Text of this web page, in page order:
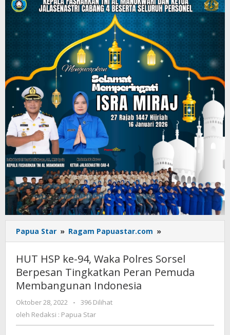
Papua Star » Ragam Papuastar.com »
HSP
94,
Waka
Peran
HUT HSP ke-94, Waka Polres Sorsel
Berpesan Tingkatkan Peran Pemuda
Membangunan Indonesia
Oktober 28, 2022
oleh
Redaksi
-
396 Dilihat
oleh Redaksi : Papua Star